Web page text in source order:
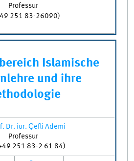
Professur
251 83-26090)
Islamische
und ihre
Dr. iur. Ҫefli Ademi
Professur
251 83-2 61 84)